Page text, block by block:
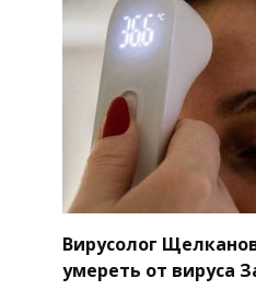
Вирусолог
умереть от вируса